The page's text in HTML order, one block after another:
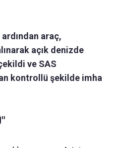
ardından araç,
açık denizde
ve SAS
kontrollü şekilde imha